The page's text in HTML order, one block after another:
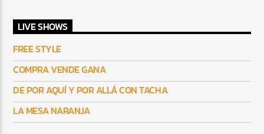
LIVE SHOWS
FREE STYLE
COMPRA VENDE GANA
DE POR AQUÍ Y POR ALLÁ CON TACHA
LA MESA NARANJA